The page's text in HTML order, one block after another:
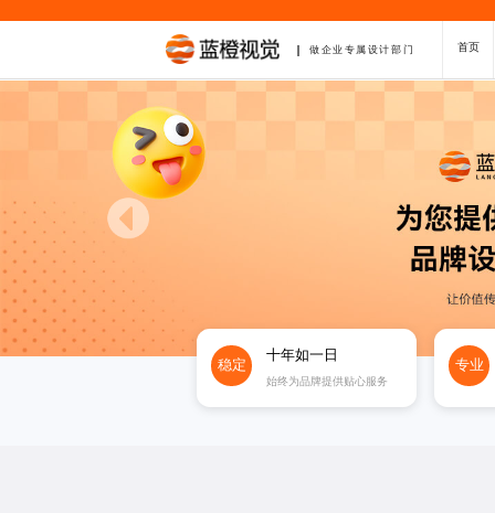
做企业专属设计部门 首页
稳定
十年如一日
始终为品牌提供贴心服务
专业